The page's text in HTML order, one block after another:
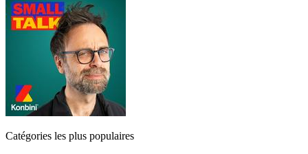
Catégories les plus populaires